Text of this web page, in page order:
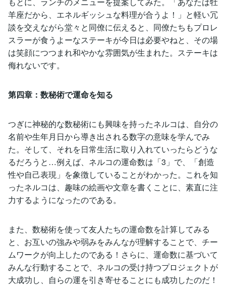
羊座だから、エネルギッシュな料理が合うよ！」と軽い冗
談を交えながら堂々と同僚に伝えると、同僚たちもプロレ
スラーが食うよーなステーキが今日は必要やねと、その場
は笑顔につつまれ和やかな雰囲気が生まれた。ステーキは
侮れないです。
第四章：数秘術で運命を知る
つぎに神秘的な数秘術にも興味を持ったネルコは、自分の
名前や生年月日から導き出される数字の意味を学んでみ
た。そして、それを日常生活に取り入れていったらどうな
るだろうと…例えば、ネルコの運命数は「3」で、「創造
性や自己表現」を象徴していることがわかった。これを知
ったネルコは、趣味の絵画や文章を書くことに、素直に注
力するようになったのである。
また、数秘術を使って友人たちの運命数を計算してみる
と、お互いの強みや弱みをみんなが理解することで、チー
ムワークが向上したのである！さらに、運命数に基づいて
みんな行動することで、ネルコの受け持つプロジェクトが
大成功し、自らの運を引き寄せることにも成功したのだ！